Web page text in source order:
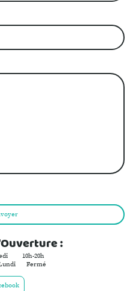
:
10h-20h
Lundi Fermé